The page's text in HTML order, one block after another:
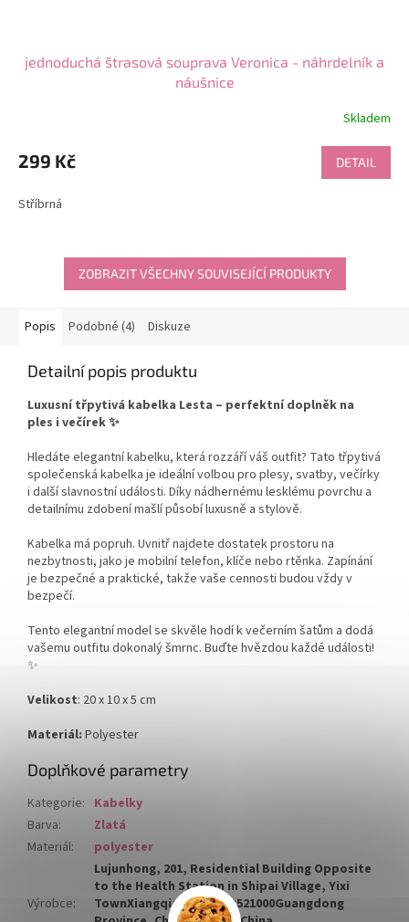
jednoduchá štrasová souprava Veronica - náhrdelník a
náušnice
Skladem
299 Kč DETAIL
Stříbrná
ZOBRAZIT VŠECHNY SOUVISEJÍCÍ PRODUKTY
Popis Podobné (4) Diskuze
Detailní popis produktu
Luxusní třpytivá kabelka Lesta – perfektní doplněk na
ples i večírek ✨
Hledáte elegantní kabelku, která rozzáří váš outfit? Tato třpytivá
společenská kabelka je ideální volbou pro plesy, svatby, večírky
i další slavnostní události. Díky nádhernému lesklému povrchu a
detailnímu zdobení mašlí působí luxusně a stylově.
Kabelka má popruh. Uvnitř najdete dostatek prostoru na
nezbytnosti, jako je mobilní telefon, klíče nebo rtěnka. Zapínání
je bezpečné a praktické, takže vaše cennosti budou vždy v
bezpečí.
Tento elegantní model se skvěle hodí k večerním šatům a dodá
vašemu outfitu dokonalý šmrnc. Buďte hvězdou každé události!
✨
Velikost: 20 x 10 x 5 cm
Materiál: Polyester
Doplňkové parametry
Kategorie: Kabelky
Barva:
Zlatá
Materiál: polyester
Výrobce:
Lujunhong, 201, Residential Building Opposite
to the Health Station in Shipai Village, Yixi
TownXiangqiao District521000Guangdong